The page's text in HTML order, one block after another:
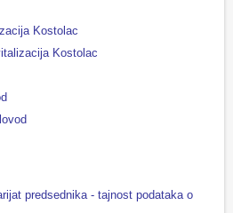
Kostolac
Kostolac
predsednika - tajnost podataka o